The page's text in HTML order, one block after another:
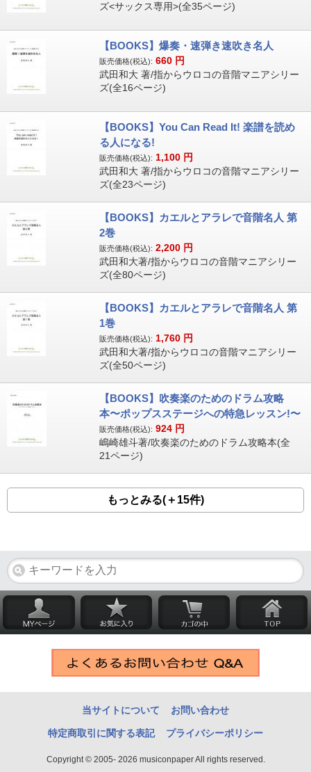
ズ<サックス専用>(全35ページ)
【BOOKS】爆奏・速弾き速吹き名人
販売価格(税込): 660 円
武田和大 著/指からウロコの音階マニアシリー
ズ(全16ページ)
【BOOKS】You Can Read It! 楽譜を読め
る人になる!
販売価格(税込): 1,100 円
武田和大 著/指からウロコの音階マニアシリー
ズ(全23ページ)
【BOOKS】カエルとアラレで音階名人 第
2巻
販売価格(税込): 2,200 円
武田和大著/指からウロコの音階マニアシリー
ズ(全80ページ)
【BOOKS】カエルとアラレで音階名人 第
1巻
販売価格(税込): 1,760 円
武田和大著/指からウロコの音階マニアシリー
ズ(全50ページ)
【BOOKS】吹奏楽のためのドラム攻略
本〜ポップスステージへの特急レッスン!〜
販売価格(税込): 924 円
嶋崎雄斗著/吹奏楽のためのドラム攻略本(全
21ページ)
もっとみる(＋15件)
当サイトについて お問い合わせ
特定商取引に関する表記 プライバシーポリシー
Copyright © 2005- 2026 musiconpaper All rights reserved.